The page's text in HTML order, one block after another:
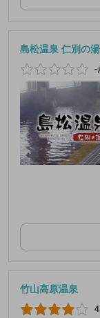
島松温泉 仁別の湯
-
竹山高原温泉